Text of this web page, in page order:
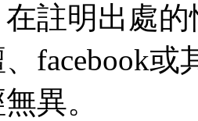
註明出處
facebook
異。